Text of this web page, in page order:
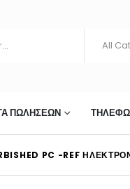
ΠΩΛΉΣΕΩΝ
PC -REF